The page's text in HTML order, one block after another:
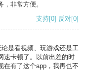
非常方便。
支持[0] 反对[0]
是看视频、玩游戏还是工
速卡顿了。以前出差的时
在有了这个app，我再也不